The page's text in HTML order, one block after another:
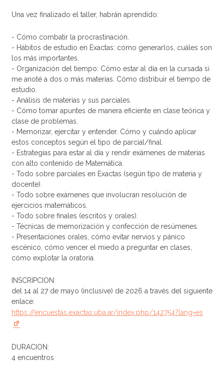
Una vez finalizado el taller, habrán aprendido:
- Cómo combatir la procrastinación.
- Hábitos de estudio en Exactas: cómo generarlos, cuáles son
los más importantes.
- Organización del tiempo: Cómo estar al día en la cursada si
me anoté a dos o más materias. Cómo distribuir el tiempo de
estudio.
- Análisis de materias y sus parciales.
- Cómo tomar apuntes de manera eficiente en clase teórica y
clase de problemas.
- Memorizar, ejercitar y entender. Cómo y cuándo aplicar
estos conceptos según el tipo de parcial/final.
- Estrategias para estar al día y rendir exámenes de materias
con alto contenido de Matemática.
- Todo sobre parciales en Exactas (según tipo de materia y
docente).
- Todo sobre exámenes que involucran resolución de
ejercicios matemáticos.
- Todo sobre finales (escritos y orales).
- Técnicas de memorización y confección de resúmenes.
- Presentaciones orales, cómo evitar nervios y pánico
escénico, cómo vencer el miedo a preguntar en clases,
cómo explotar la oratoria.
INSCRIPCION:
del 14 al 27 de mayo (inclusive) de 2026 a través del siguiente
enlace:
https://encuestas.exactas.uba.ar/index.php/142754?lang=es
DURACION:
4 encuentros